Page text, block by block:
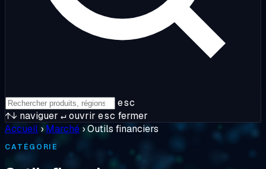
esc
↑↓ naviguer ↵ouvrir esc fermer
Accueil › Marché ›Outils financiers
CATÉGORIE